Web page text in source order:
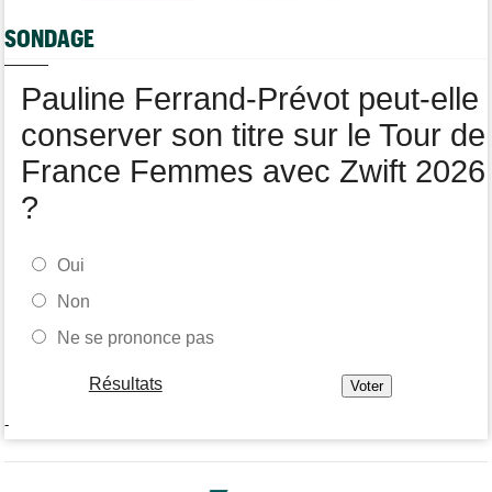
Joe Blackmore devrait rejoindre une armada du WorldTour
Route
SONDAGE
Pauline Ferrand-Prévot peut-elle
conserver son titre sur le Tour de
France Femmes avec Zwift 2026
?
Oui
Non
Ne se prononce pas
Résultats
-